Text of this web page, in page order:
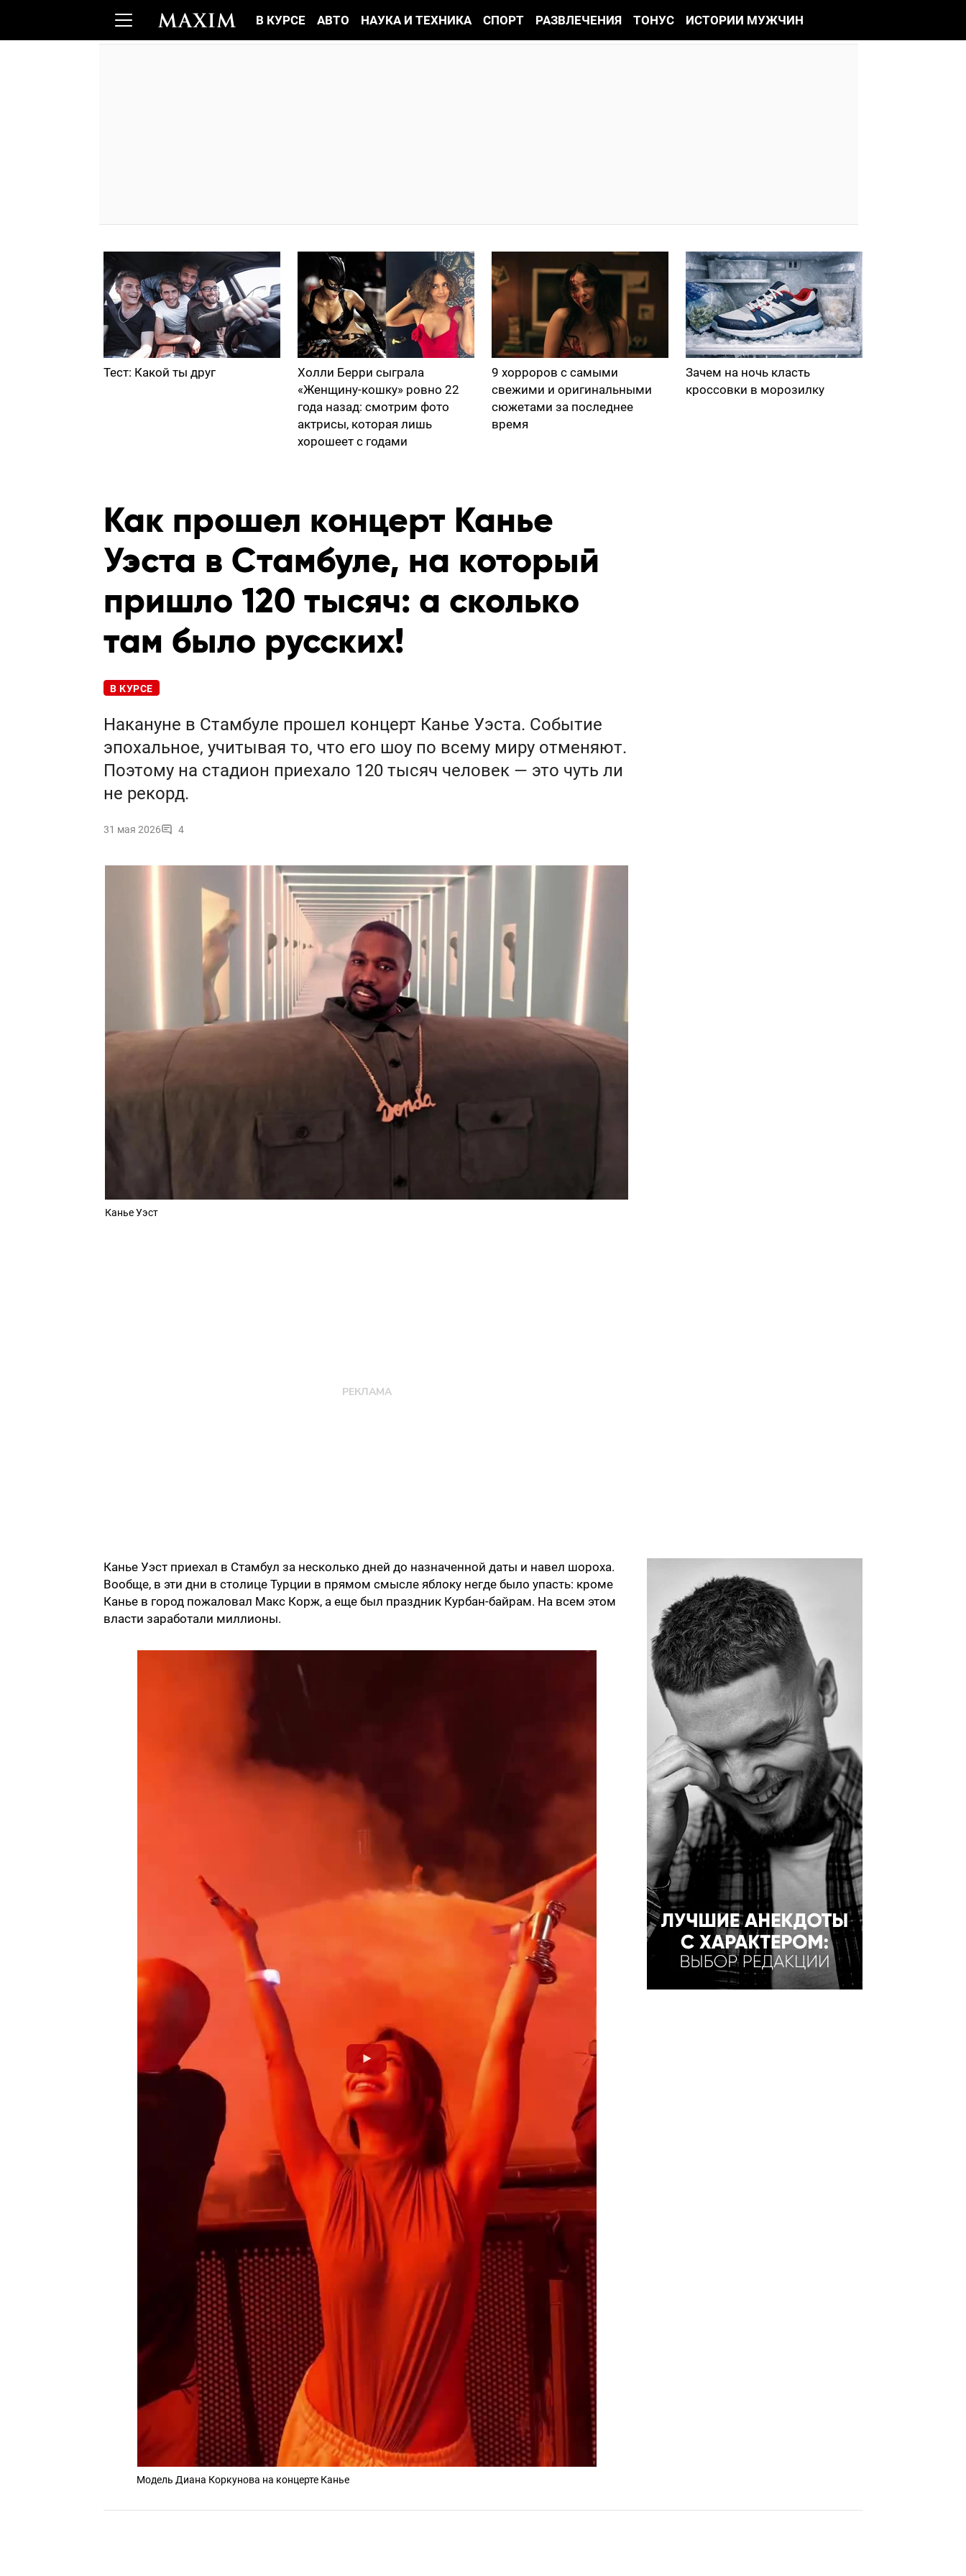
В КУРСЕ АВТО НАУКА И ТЕХНИКА СПОРТ РАЗВЛЕЧЕНИЯ ТОНУС ИСТОРИИ МУЖЧИН
Тест: Какой ты друг
Холли Берри сыграла
«Женщину-кошку» ровно 22
года назад: смотрим фото
актрисы, которая лишь
хорошеет с годами
9 хорроров с самыми
свежими и оригинальными
сюжетами за последнее
время
Зачем на ночь класть
кроссовки в морозилку
Как прошел концерт Канье
Уэста в Стамбуле, на который
пришло 120 тысяч: а сколько
там было русских!
В КУРСЕ
Накануне в Стамбуле прошел концерт Канье Уэста. Событие
эпохальное, учитывая то, что его шоу по всему миру отменяют.
Поэтому на стадион приехало 120 тысяч человек — это чуть ли
не рекорд.
31 мая 2026 4
Канье Уэст
Канье Уэст приехал в Стамбул за несколько дней до назначенной даты и навел шороха.
Вообще, в эти дни в столице Турции в прямом смысле яблоку негде было упасть: кроме
Канье в город пожаловал Макс Корж, а еще был праздник Курбан-байрам. На всем этом
власти заработали миллионы.
Модель Диана Коркунова на концерте Канье